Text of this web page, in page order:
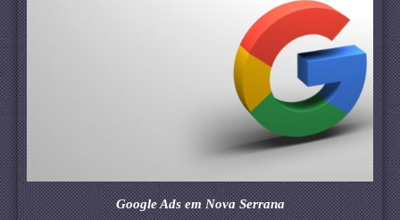
Google Ads em Nova Serrana